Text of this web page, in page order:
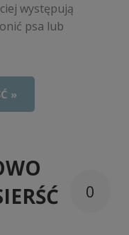
występują
psa lub
»
0